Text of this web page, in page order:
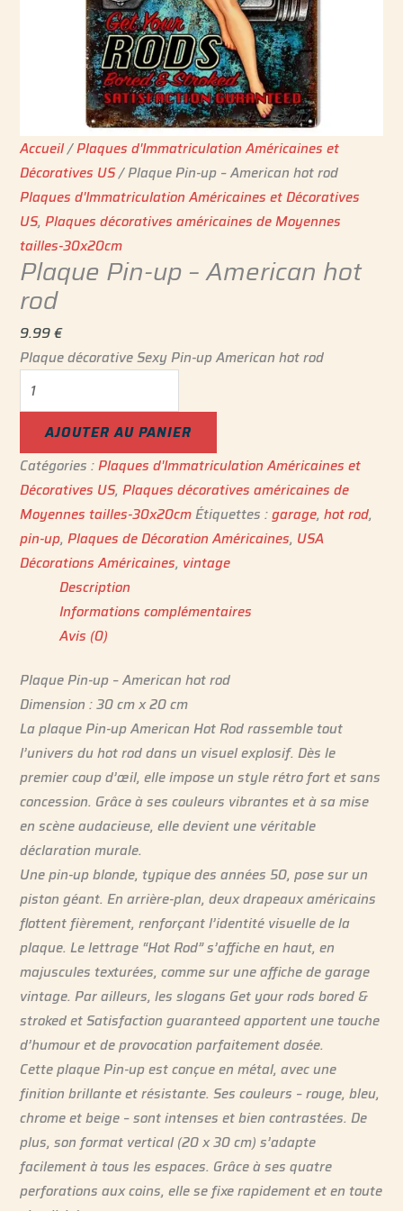
Accueil/Plaques d'Immatriculation Américaines et
Décoratives US/ Plaque Pin-up – American hot rod
Plaques d'Immatriculation Américaines et Décoratives
US,Plaques décoratives américaines de Moyennes
tailles-30x20cm
Plaque Pin-up – American hot
rod
9.99€
Plaque décorative Sexy Pin-up American hot rod
AJOUTER AU PANIER
Catégories :Plaques d'Immatriculation Américaines et
Décoratives US,Plaques décoratives américaines de
Moyennes tailles-30x20cmÉtiquettes :garage,hot rod,
pin-up,Plaques de Décoration Américaines, USA
Décorations Américaines, vintage
Description
Informations complémentaires
Avis (0)
Plaque Pin-up – American hot rod
Dimension : 30 cm x 20 cm
La plaque Pin-up American Hot Rod rassemble tout
l’univers du hot rod dans un visuel explosif. Dès le
premier coup d’œil, elle impose un style rétro fort et sans
concession. Grâce à ses couleurs vibrantes et à sa mise
en scène audacieuse, elle devient une véritable
déclaration murale.
Une pin-up blonde, typique des années 50, pose sur un
piston géant. En arrière-plan, deux drapeaux américains
flottent fièrement, renforçant l’identité visuelle de la
plaque. Le lettrage “Hot Rod” s’affiche en haut, en
majuscules texturées, comme sur une affiche de garage
vintage. Par ailleurs, les slogans Get your rods bored &
strokedetSatisfaction guaranteedapportent une touche
d’humour et de provocation parfaitement dosée.
Cette plaque Pin-up est conçue en métal, avec une
finition brillante et résistante. Ses couleurs – rouge, bleu,
chrome et beige – sont intenses et bien contrastées. De
plus, son format vertical (20 x 30 cm) s’adapte
facilement à tous les espaces. Grâce à ses quatre
perforations aux coins, elle se fixe rapidement et en toute